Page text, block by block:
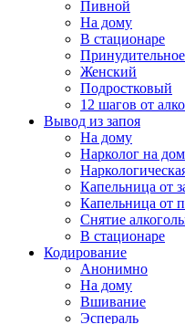
Пивной
На дому
В стационаре
Женский
Подростковый
12 шагов от
Вывод из запоя
На дому
Нарколог на дом
Капельница от
Капельница от
Снятие
В стационаре
Кодирование
Анонимно
На дому
Вшивание
Эспераль